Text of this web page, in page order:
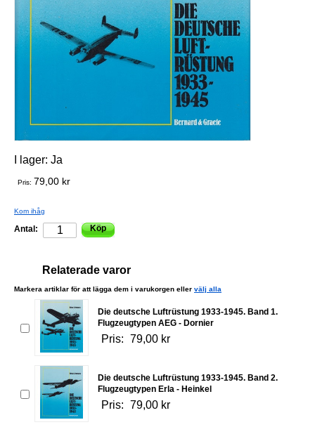
I lager: Ja
Pris: 79,00 kr
Kom ihåg
Antal: Köp
Relaterade varor
Markera artiklar för att lägga dem i varukorgen eller välj alla
Die deutsche Luftrüstung 1933-1945. Band 1.
Flugzeugtypen AEG - Dornier
Pris: 79,00 kr
Die deutsche Luftrüstung 1933-1945. Band 2.
Flugzeugtypen Erla - Heinkel
Pris: 79,00 kr